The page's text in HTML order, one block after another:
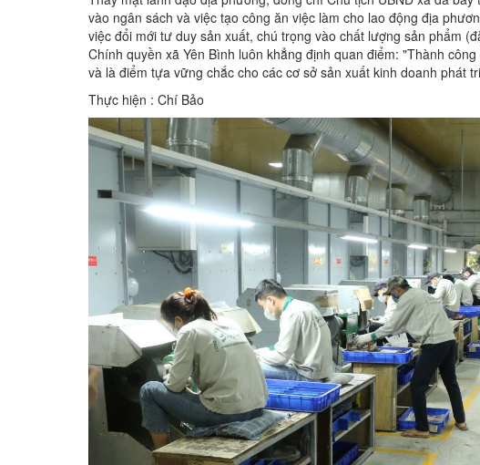
vào ngân sách và việc tạo công ăn việc làm cho lao động địa
việc đổi mới tư duy sản xuất, chú trọng vào chất lượng sản phẩm
Chính quyền xã Yên Bình luôn khẳng định quan điểm: "Thành
và là điểm tựa vững chắc cho các cơ sở sản xuất kinh doanh phát
Thực hiện : Chí Bảo